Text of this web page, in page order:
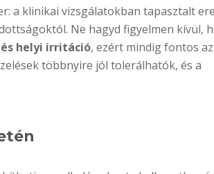
a klinikai vizsgálatokban tapasztalt
Ne hagyd figyelmen kívül,
helyi irritáció, ezért mindig fontos
többnyire jól tolerálhatók, és a